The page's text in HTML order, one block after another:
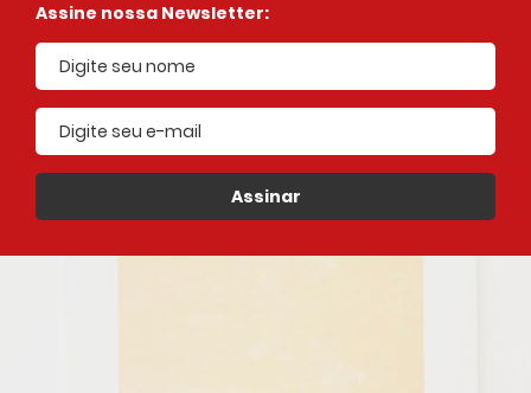
Assine nossa Newsletter:
Assinar
E-mail cadastrado